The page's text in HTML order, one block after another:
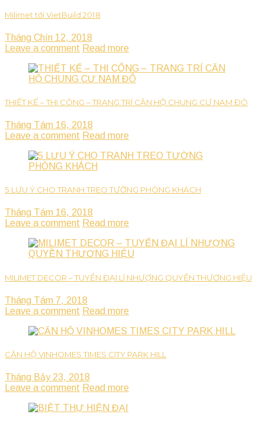
Milimet tới VietBuild 2018
Tháng Chín 12, 2018
Leave a comment Read more
THIẾT KẾ – THI CÔNG – TRANG TRÍ CĂN HỘ CHUNG CƯ NAM ĐÔ
Tháng Tám 16, 2018
Leave a comment Read more
5 LƯU Ý CHO TRANH TREO TƯỜNG PHÒNG KHÁCH
Tháng Tám 16, 2018
Leave a comment Read more
MILIMET DECOR – TUYỂN ĐẠI LÍ NHƯỢNG QUYỀN THƯƠNG HIỆU
Tháng Tám 7, 2018
Leave a comment Read more
CĂN HỘ VINHOMES TIMES CITY PARK HILL
Tháng Bảy 23, 2018
Leave a comment Read more